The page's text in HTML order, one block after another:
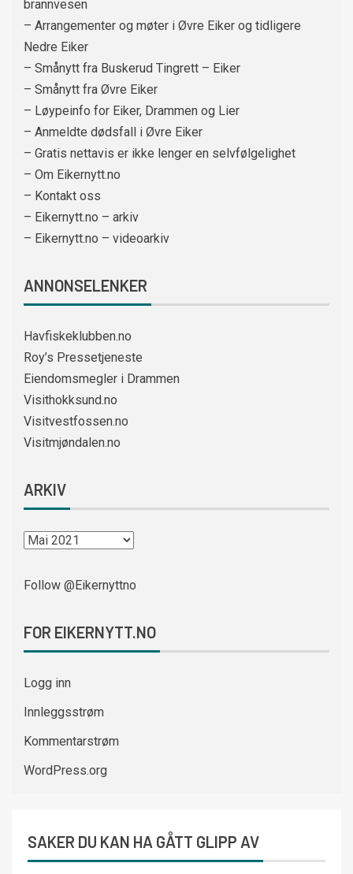
brannvesen
– Arrangementer og møter i Øvre Eiker og tidligere
Nedre Eiker
– Smånytt fra Buskerud Tingrett – Eiker
– Smånytt fra Øvre Eiker
– Løypeinfo for Eiker, Drammen og Lier
– Anmeldte dødsfall i Øvre Eiker
– Gratis nettavis er ikke lenger en selvfølgelighet
– Om Eikernytt.no
– Kontakt oss
– Eikernytt.no – arkiv
– Eikernytt.no – videoarkiv
ANNONSELENKER
Havfiskeklubben.no
Roy’s Pressetjeneste
Eiendomsmegler i Drammen
Visithokksund.no
Visitvestfossen.no
Visitmjøndalen.no
ARKIV
Follow @Eikernyttno
FOR EIKERNYTT.NO
Logg inn
Innleggsstrøm
Kommentarstrøm
WordPress.org
SAKER DU KAN HA GÅTT GLIPP AV